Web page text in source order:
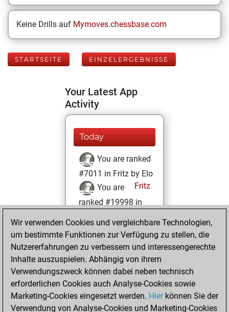
Keine Drills auf Mymoves.chessbase.com
STARTSEITE EINZELERGEBNISSE
Your Latest App
Activity
Today
You are ranked
#7011 in Fritz by Elo
Fritz
You are
ranked #19998 in
Montag, Januar 9,
2023
You achieved a
BeautyScore of 3
Fritz
You
Wir verwenden Cookies und vergleichbare Technologien,
um bestimmte Funktionen zur Verfügung zu stellen, die
Nutzererfahrungen zu verbessern und interessengerechte
Inhalte auszuspielen. Abhängig von ihrem
Verwendungszweck können dabei neben technisch
erforderlichen Cookies auch Analyse-Cookies sowie
Marketing-Cookies eingesetzt werden. Hierkönnen Sie der
Verwendung von Analyse-Cookies und Marketing-Cookies